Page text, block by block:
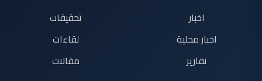
اخبار
اخبار محلية
تقارير
تحقيقات
لقاءات
مقالات